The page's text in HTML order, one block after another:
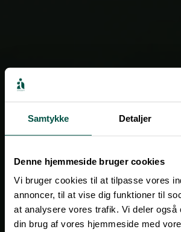
Samtykke Detaljer
Denne hjemmeside bruger cookies
Vi bruger cookies til at tilpasse vores
annoncer, til at vise dig funktioner til
at analysere vores trafik. Vi deler også
din brug af vores hjemmeside med